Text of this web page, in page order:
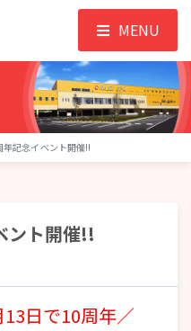
年記念イベント開催!!
ント開催!!
日で10周年／
MENU